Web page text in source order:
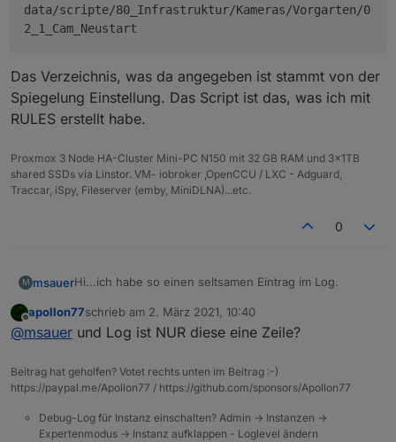
data/scripte/80_Infrastruktur/Kameras/Vorgarten/0
2_1_Cam_Neustart
Das Verzeichnis, was da angegeben ist stammt von der
Spiegelung Einstellung. Das Script ist das, was ich mit
RULES erstellt habe.
Proxmox 3 Node HA-Cluster Mini-PC N150 mit 32 GB RAM und 3x1TB
shared SSDs via Linstor. VM- iobroker ,OpenCCU / LXC - Adguard,
Traccar, iSpy, Fileserver (emby, MiniDLNA)...etc.
0
M msauerHi...ich habe so einen seltsamen Eintrag im Log.
der Spiegelung Einstellung. Das Script ist das, was ich
mit RULES erstellt habe.
apollon77schrieb am 2. März 2021, 10:40
zuletzt editiert von
@msauer und Log ist NUR diese eine Zeile?
Beitrag hat geholfen? Votet rechts unten im Beitrag :-)
https://paypal.me/Apollon77 / https://github.com/sponsors/Apollon77
Debug-Log für Instanz einschalten? Admin -> Instanzen ->
Expertenmodus -> Instanz aufklappen - Loglevel ändern